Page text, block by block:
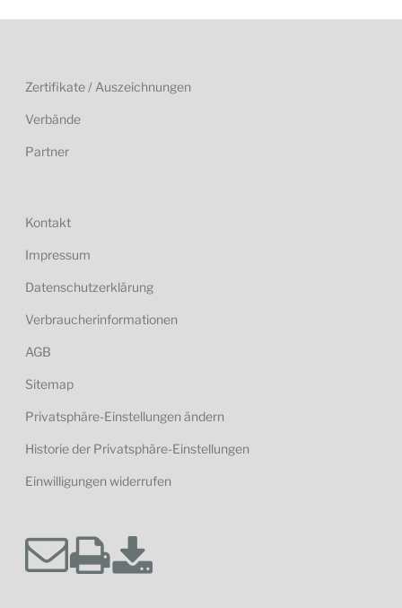
Zertifikate / Auszeichnungen
Verbände
Partner
Kontakt
Impressum
Datenschutzerklärung
Verbraucherinformationen
AGB
Sitemap
Privatsphäre-Einstellungen ändern
Historie der Privatsphäre-Einstellungen
Einwilligungen widerrufen